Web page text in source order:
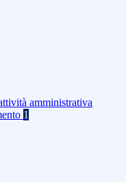
amministrativa
1